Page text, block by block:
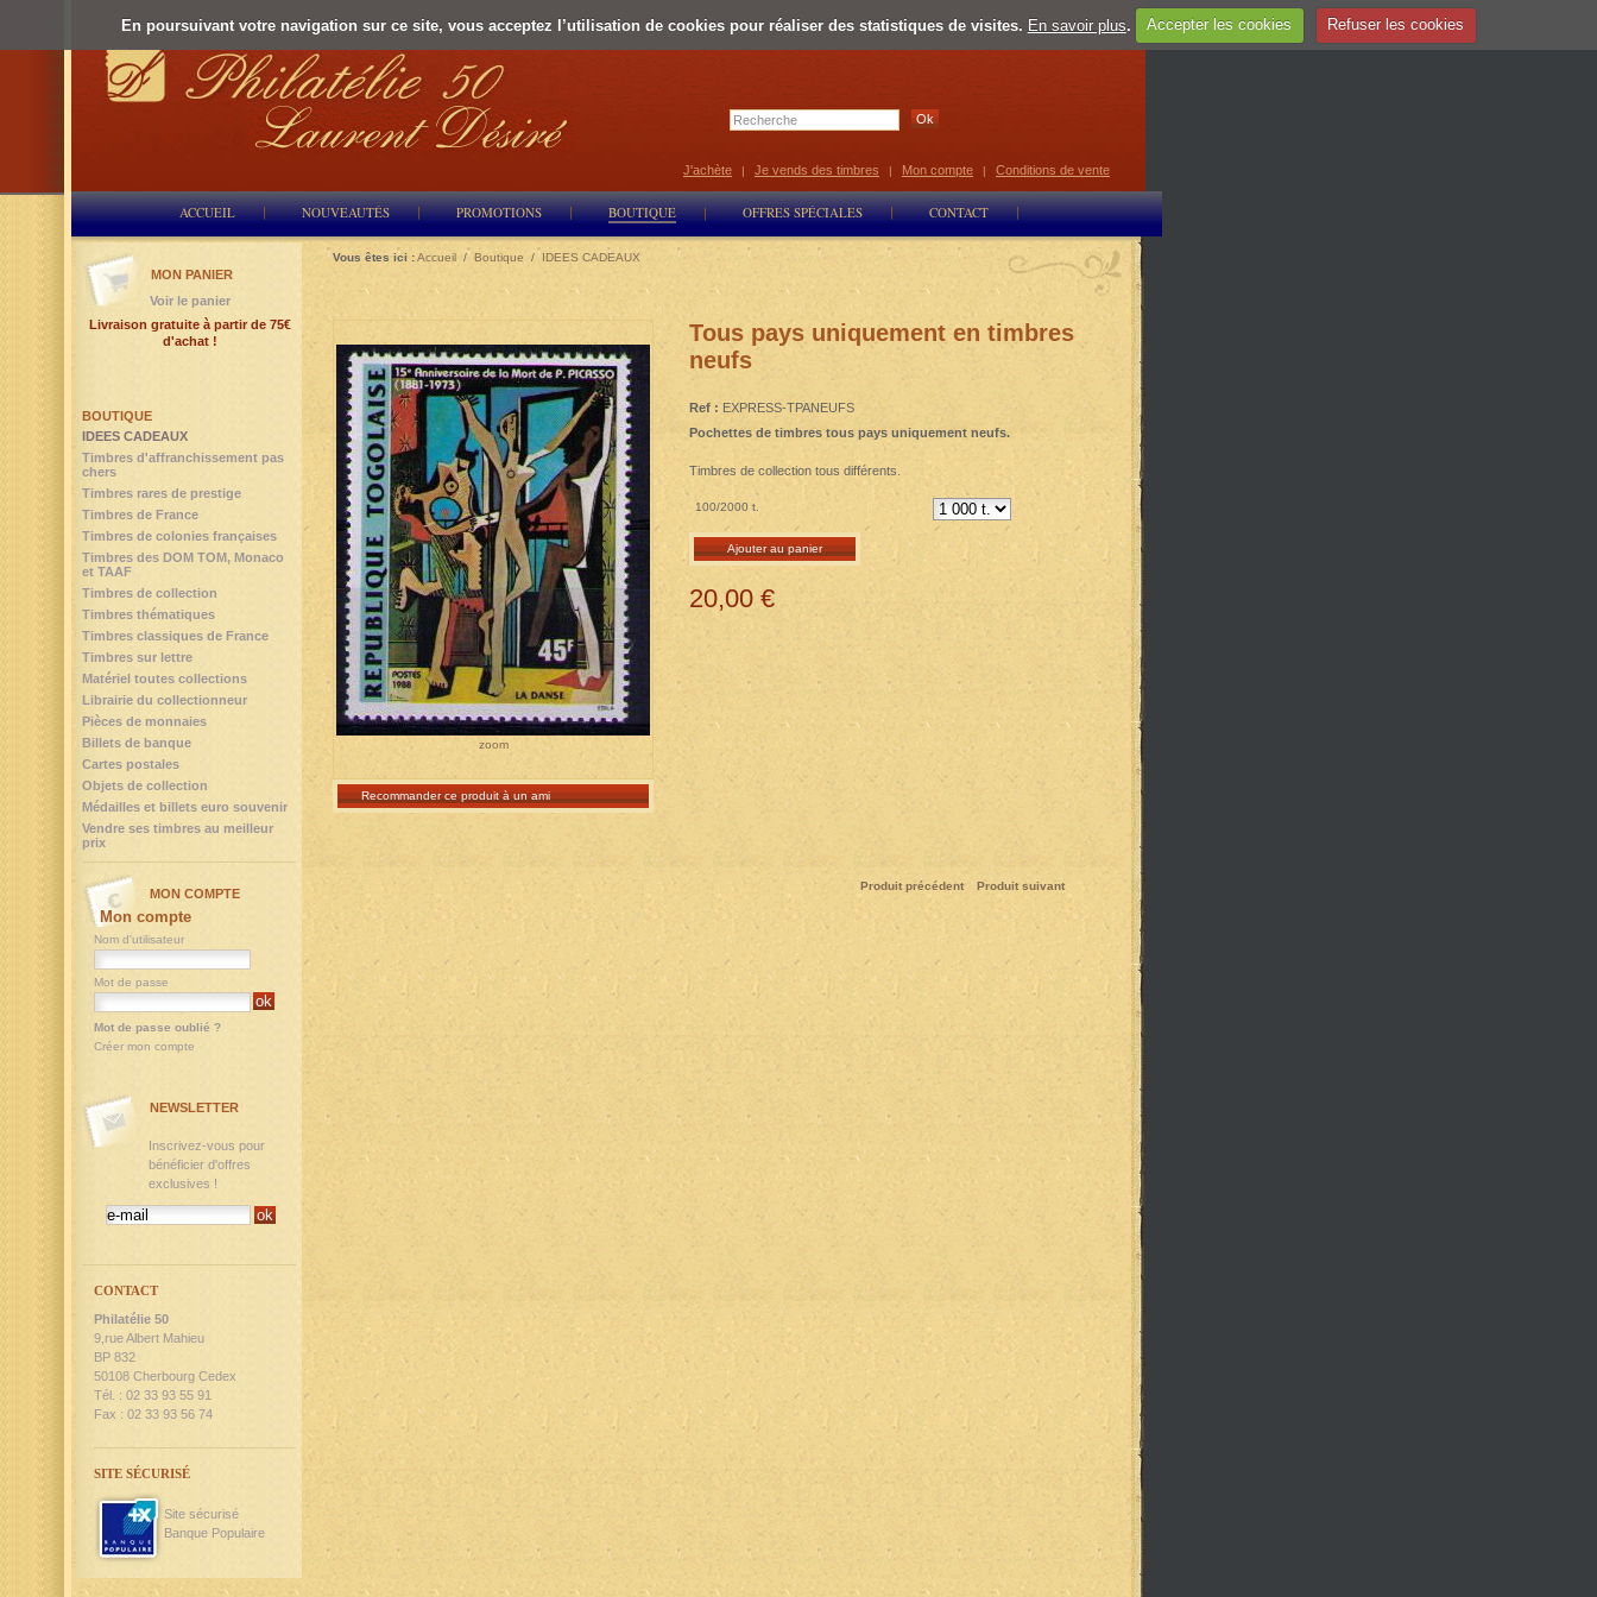
En poursuivant votre navigation sur ce site, vous acceptez l’utilisation de cookies pour réaliser des statistiques de visites. En savoir plus. Accepter les cookies Refuser les cookies
Select Language ▼
ACCUEIL NOUVEAUTÉS PROMOTIONS BOUTIQUE OFFRES SPÉCIALES CONTACT
J'achète | Je vends des timbres | Mon compte | Conditions de vente
Vous êtes ici :Accueil / Boutique / IDEES CADEAUX
zoom
Recommander ce produit à un ami
Tous pays uniquement en timbres
neufs
Ref : EXPRESS-TPANEUFS
Pochettes de timbres tous pays uniquement neufs.
Timbres de collection tous différents.
100/2000 t.
Ajouter au panier
20,00 €
Produit précédent Produit suivant
BOUTIQUE
IDEES CADEAUX
Timbres d'affranchissement pas
chers
Timbres rares de prestige
Timbres de France
Timbres de colonies françaises
Timbres des DOM TOM, Monaco
et TAAF
Timbres de collection
Timbres thématiques
Timbres classiques de France
Timbres sur lettre
Matériel toutes collections
Librairie du collectionneur
Pièces de monnaies
Billets de banque
Cartes postales
Objets de collection
Médailles et billets euro souvenir
Vendre ses timbres au meilleur
prix
MON PANIER
Voir le panier
Livraison gratuite à partir de 75€
d'achat !
MON COMPTE
Mon compte
Nom d'utilisateur
Mot de passe
Mot de passe oublié ?
Créer mon compte
NEWSLETTER
Inscrivez-vous pour
bénéficier d'offres
exclusives !
CONTACT
Philatélie 50
9,rue Albert Mahieu
BP 832
50108 Cherbourg Cedex
Tél. : 02 33 93 55 91
Fax : 02 33 93 56 74
SITE SÉCURISÉ
Site sécurisé
Banque Populaire